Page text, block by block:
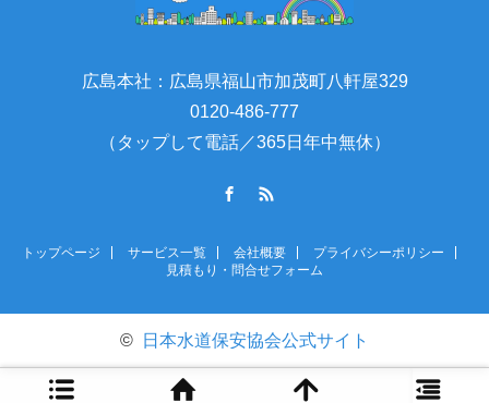
広島本社：広島県福山市加茂町八軒屋329
0120-486-777
（タップして電話／365日年中無休）
トップページ サービス一覧 会社概要
プライバシーポリシー
見積もり・問合せフォーム
© 日本水道保安協会公式サイト